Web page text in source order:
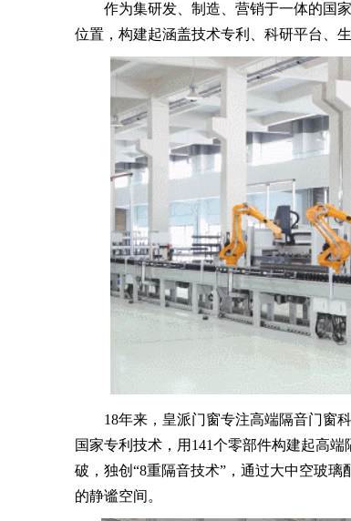
作为集研发、制造、营销于一体的国家
位置，构建起涵盖技术专利、科研平台、
18年来，皇派门窗专注高端隔音门窗科
国家专利技术，用141个零部件构建起高
破，独创“8重隔音技术”，通过大中空玻
的静谧空间。